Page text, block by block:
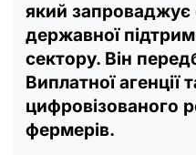
який
державної
сектору. Він
Виплатної
цифровізованого
фермерів.